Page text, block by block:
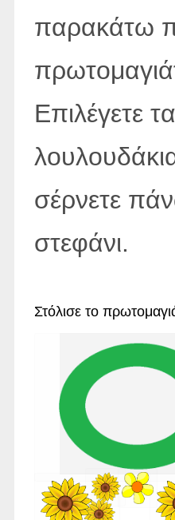
παρακάτω
Επιλέγετε τα
σέρνετε
στεφάνι.